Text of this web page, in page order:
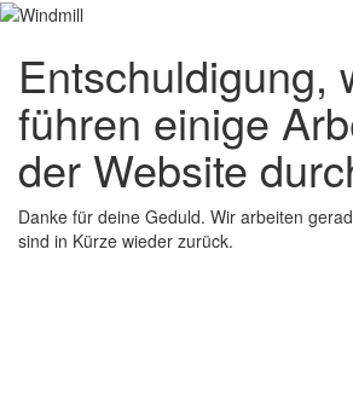
Entschuldigung,
führen einige
der Website
Danke für deine Geduld. Wir arbeiten
sind in Kürze wieder zurück.